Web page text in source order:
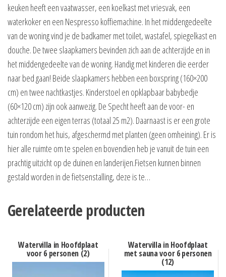
keuken heeft een vaatwasser, een koelkast met vriesvak, een
waterkoker en een Nespresso koffiemachine. In het middengedeelte
van de woning vind je de badkamer met toilet, wastafel, spiegelkast en
douche. De twee slaapkamers bevinden zich aan de achterzijde en in
het middengedeelte van de woning. Handig met kinderen die eerder
naar bed gaan! Beide slaapkamers hebben een boxspring (160×200
cm) en twee nachtkastjes. Kinderstoel en opklapbaar babybedje
(60×120 cm) zijn ook aanwezig. De Specht heeft aan de voor- en
achterzijde een eigen terras (totaal 25 m2). Daarnaast is er een grote
tuin rondom het huis, afgeschermd met planten (geen omheining). Er is
hier alle ruimte om te spelen en bovendien heb je vanuit de tuin een
prachtig uitzicht op de duinen en landerijen.Fietsen kunnen binnen
gestald worden in de fietsenstalling, deze is te…
Gerelateerde producten
Watervilla in Hoofdplaat
voor 6 personen (2)
Watervilla in Hoofdplaat
met sauna voor 6 personen
(12)